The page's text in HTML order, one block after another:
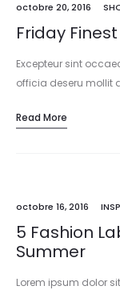
octobre 20, 2016
Friday
Excepteur sint
officia deseru mollit
Read More
octobre 16, 2016
5 Fashion
Summer
Lorem ipsum dolor